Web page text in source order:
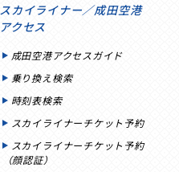
スカイライナー／成田空港
アクセス
成田空港アクセスガイド
乗り換え検索
時刻表検索
スカイライナーチケット予約
スカイライナーチケット予約
（顔認証）